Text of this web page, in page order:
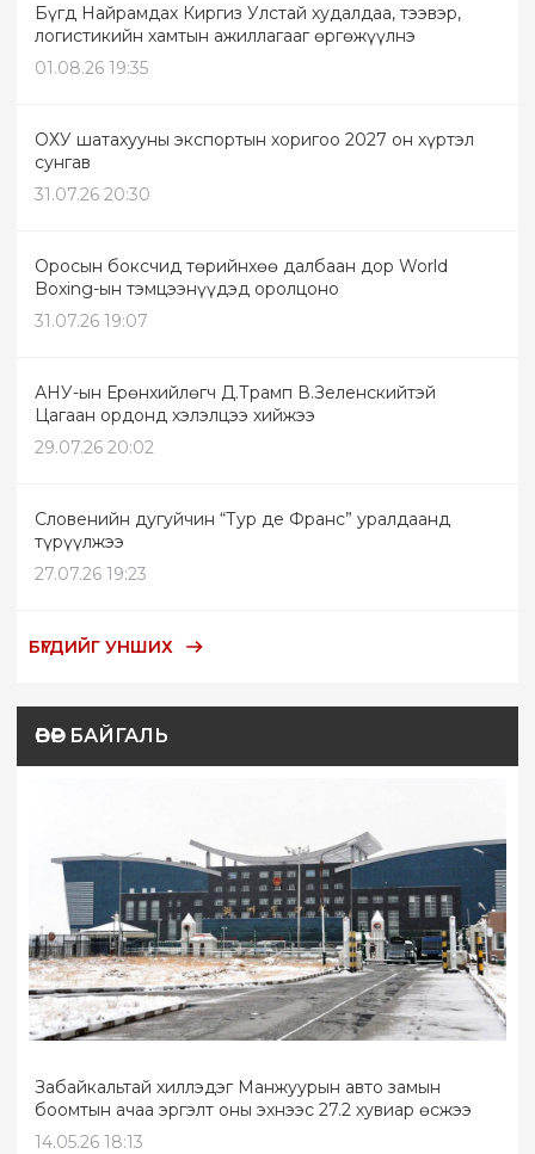
Бүгд Найрамдах Киргиз Улстай худалдаа, тээвэр,
логистикийн хамтын ажиллагааг өргөжүүлнэ
01.08.26 19:35
ОХУ шатахууны экспортын хоригоо 2027 он хүртэл
сунгав
31.07.26 20:30
Оросын боксчид төрийнхөө далбаан дор World
Boxing-ын тэмцээнүүдэд оролцоно
31.07.26 19:07
АНУ-ын Ерөнхийлөгч Д.Трамп В.Зеленскийтэй
Цагаан ордонд хэлэлцээ хийжээ
29.07.26 20:02
Словенийн дугуйчин “Тур де Франс” уралдаанд
түрүүлжээ
27.07.26 19:23
БҮГДИЙГ УНШИХ
ӨВӨР БАЙГАЛЬ
Забайкальтай хиллэдэг Манжуурын авто замын
боомтын ачаа эргэлт оны эхнээс 27.2 хувиар өсжээ
14.05.26 18:13